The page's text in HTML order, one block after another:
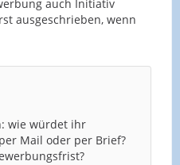
auch Initiativ
ausgeschrieben, wenn
wie würdet ihr
Mail oder per Brief?